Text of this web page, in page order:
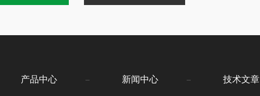
产品中心 新闻中心 技术文章